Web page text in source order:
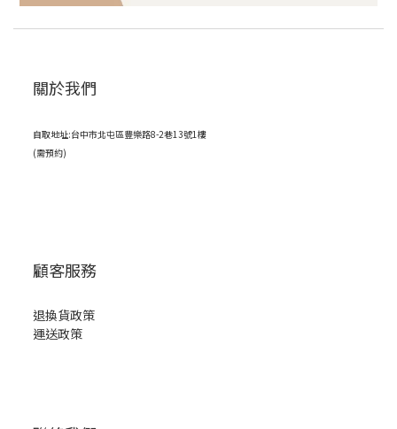
關於我們
自取地址:台中市北屯區豐樂路8-2巷13號1樓
(需預約)
顧客服務
退換貨政策
運送政策